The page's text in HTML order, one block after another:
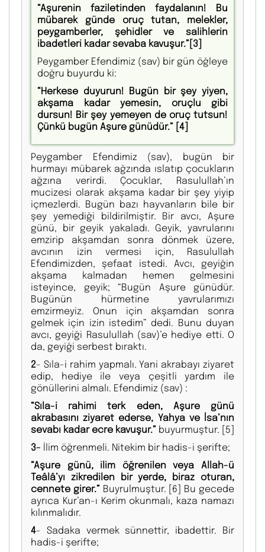
“Aşurenin faziletinden faydalanın! Bu
mübarek günde oruç tutan, melekler,
peygamberler, şehidler ve salihlerin
ibadetleri kadar sevaba kavuşur.”[3]
Peygamber Efendimiz (sav) bir gün öğleye
doğru buyurdu ki:
“Herkese duyurun! Bugün bir şey yiyen,
akşama kadar yemesin, oruçlu gibi
dursun! Bir şey yemeyen de oruç tutsun!
Çünkü bugün Aşure günüdür.” [4]
Peygamber Efendimiz (sav), bugün bir
hurmayı mübarek ağzında ıslatıp çocukların
ağzına verirdi. Çocuklar, Rasulullah’ın
mucizesi olarak akşama kadar bir şey yiyip
içmezlerdi. Bugün bazı hayvanların bile bir
şey yemediği bildirilmiştir. Bir avcı, Aşure
günü, bir geyik yakaladı. Geyik, yavrularını
emzirip akşamdan sonra dönmek üzere,
avcının izin vermesi için, Rasulullah
Efendimizden, şefaat istedi. Avcı, geyiğin
akşama kalmadan hemen gelmesini
isteyince, geyik; “Bugün Aşure günüdür.
Bugünün hürmetine yavrularımızı
emzirmeyiz. Onun için akşamdan sonra
gelmek için izin istedim” dedi. Bunu duyan
avcı, geyiği Rasulullah (sav)’e hediye etti. O
da, geyiği serbest bıraktı.
2- Sıla-i rahim yapmalı. Yani akrabayı ziyaret
edip, hediye ile veya çeşitli yardım ile
gönüllerini almalı. Efendimiz (sav) :
“Sıla-i rahimi terk eden, Aşure günü
akrabasını ziyaret ederse, Yahya ve İsa’nın
sevabı kadar ecre kavuşur.” buyurmuştur. [5]
3- İlim öğrenmeli. Nitekim bir hadis-i şerifte;
“Aşure günü, ilim öğrenilen veya Allah-ü
Teâlâ’yı zikredilen bir yerde, biraz oturan,
cennete girer.”Buyrulmuştur. [6] Bu gecede
ayrıca Kur’an-ı Kerim okunmalı, kaza namazı
kılınmalıdır.
4- Sadaka vermek sünnettir, ibadettir. Bir
hadis-i şerifte;